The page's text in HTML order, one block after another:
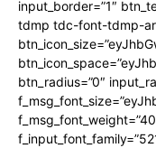
input_border=”1″
tdmp tdc-font-tdmp-
btn_radius=”0″